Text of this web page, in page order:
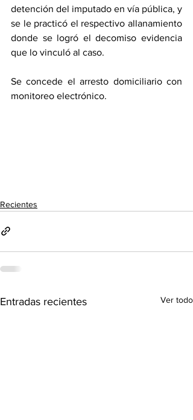
detención del imputado en vía pública, y
se le practicó el respectivo allanamiento
donde se logró el decomiso evidencia
que lo vinculó al caso.
Se concede el arresto domiciliario con
monitoreo electrónico.
Recientes
Entradas recientes Ver todo